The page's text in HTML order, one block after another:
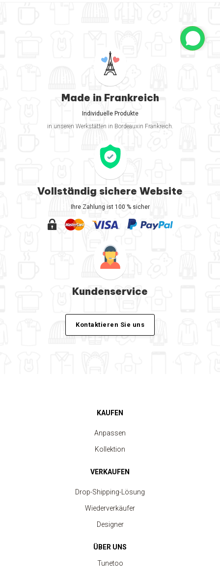
Made in Frankreich
Individuelle Produkte
in unseren Werkstätten in Bordeauxin Frankreich.
Vollständig sichere Website
Ihre Zahlung ist 100 % sicher
Kundenservice
Kontaktieren Sie uns
KAUFEN
Anpassen
Kollektion
VERKAUFEN
Drop-Shipping-Lösung
Wiederverkäufer
Designer
ÜBER UNS
Tunetoo